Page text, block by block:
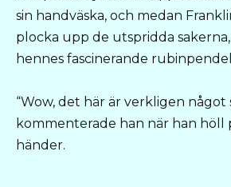
sin handväska, och medan
plocka upp de utspridda
hennes fascinerande
“Wow, det här är verkligen något
kommenterade han när han höll
händer.